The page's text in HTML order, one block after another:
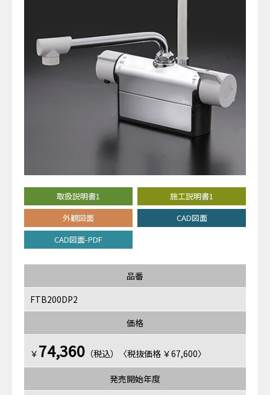
取扱説明書1
施工説明書1
外観図面
CAD図面
CAD図面-PDF
品番
FTB200DP2
価格
￥ 74,360 （税込）〈税抜価格 ￥67,600〉
発売開始年度